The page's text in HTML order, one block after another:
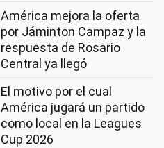
América mejora la oferta
por Jáminton Campaz y la
respuesta de Rosario
Central ya llegó
El motivo por el cual
América jugará un partido
como local en la Leagues
Cup 2026